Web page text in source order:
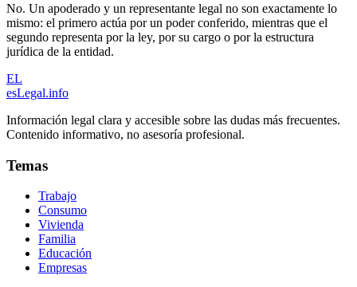
No. Un apoderado y un representante legal no son exactamente lo
mismo: el primero actúa por un poder conferido, mientras que el
segundo representa por la ley, por su cargo o por la estructura
jurídica de la entidad.
EL
esLegal.info
Información legal clara y accesible sobre las dudas más frecuentes.
Contenido informativo, no asesoría profesional.
Temas
Trabajo
Consumo
Vivienda
Familia
Educación
Empresas